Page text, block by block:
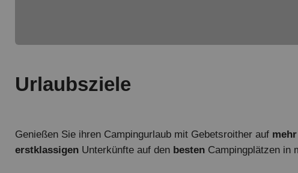
Urlaubsziele
Genießen Sie ihren Campingurlaub mit Gebetsroither auf
erstklassigen Unterkünfte auf den besten Campingplätzen in